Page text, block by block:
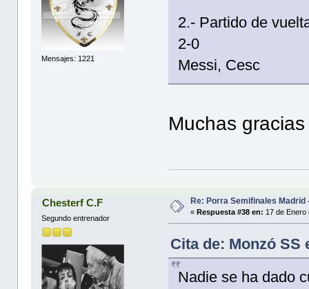
Mensajes: 1221
2.- Partido de
2-0
Messi, Cesc
Muchas
Chesterf C.F
Segundo entrenador
Re: Porra Semifinales Madrid
«Respuesta #38 en: 17 de Enero
Cita de: Monzó SS
Nadie se ha dado